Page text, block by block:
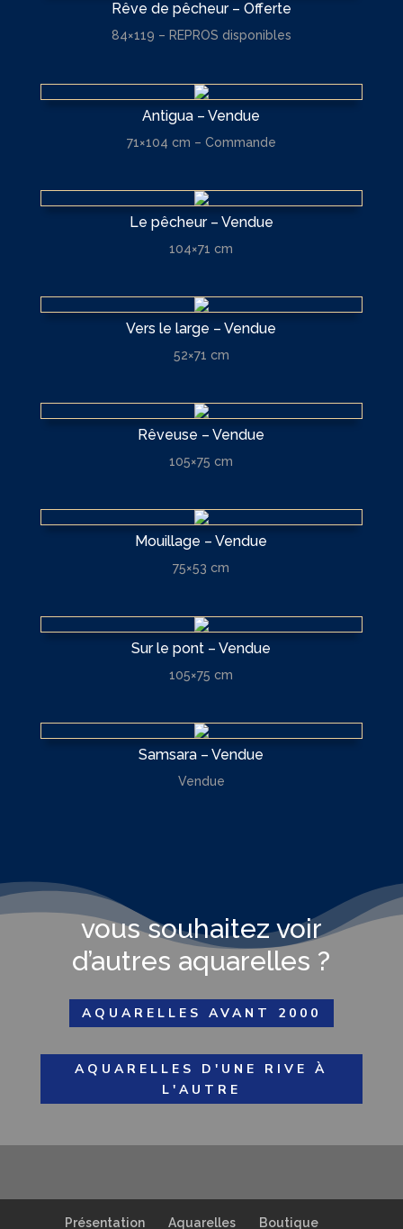
Rêve de pêcheur – Offerte
84×119 – REPROS disponibles
Antigua – Vendue
71×104 cm – Commande
Le pêcheur – Vendue
104×71 cm
Vers le large – Vendue
52×71 cm
Rêveuse – Vendue
105×75 cm
Mouillage – Vendue
75×53 cm
Sur le pont – Vendue
105×75 cm
Samsara – Vendue
Vendue
vous souhaitez voir
d’autres aquarelles ?
AQUARELLES AVANT 2000
AQUARELLES D'UNE RIVE À
L'AUTRE
Présentation Aquarelles Boutique